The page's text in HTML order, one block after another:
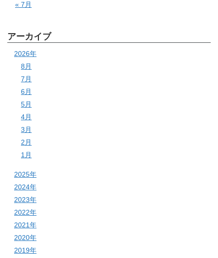
« 7月
アーカイブ
2026年
8月
7月
6月
5月
4月
3月
2月
1月
2025年
2024年
2023年
2022年
2021年
2020年
2019年